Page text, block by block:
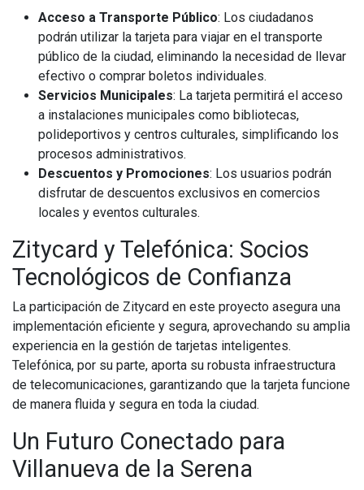
Acceso a Transporte Público: Los ciudadanos
podrán utilizar la tarjeta para viajar en el transporte
público de la ciudad, eliminando la necesidad de llevar
efectivo o comprar boletos individuales.
Servicios Municipales: La tarjeta permitirá el acceso
a instalaciones municipales como bibliotecas,
polideportivos y centros culturales, simplificando los
procesos administrativos.
Descuentos y Promociones: Los usuarios podrán
disfrutar de descuentos exclusivos en comercios
locales y eventos culturales.
Zitycard y Telefónica: Socios
Tecnológicos de Confianza
La participación de Zitycard en este proyecto asegura una
implementación eficiente y segura, aprovechando su amplia
experiencia en la gestión de tarjetas inteligentes.
Telefónica, por su parte, aporta su robusta infraestructura
de telecomunicaciones, garantizando que la tarjeta funcione
de manera fluida y segura en toda la ciudad.
Un Futuro Conectado para
Villanueva de la Serena